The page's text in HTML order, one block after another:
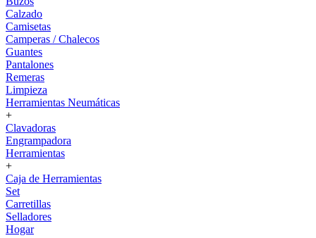
Calzado
Camisetas
Camperas / Chalecos
Guantes
Pantalones
Remeras
Limpieza
Herramientas Neumáticas
+
Clavadoras
Engrampadora
Herramientas
+
Caja de Herramientas
Set
Carretillas
Selladores
Hogar